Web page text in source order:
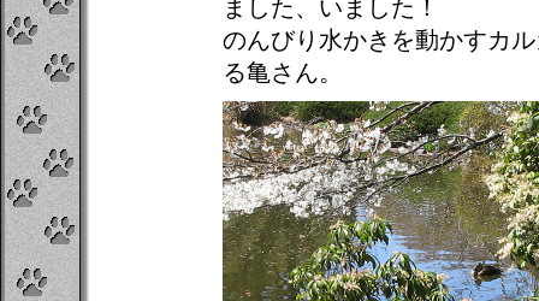
ました、いました！
のんびり水かきを動かすカ
る亀さん。